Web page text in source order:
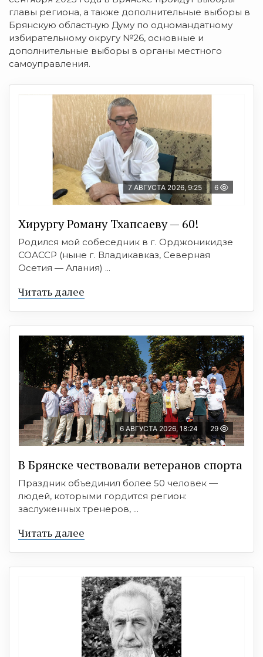
главы региона, а также дополнительные выборы в
Брянскую областную Думу по одномандатному
избирательному округу №26, основные и
дополнительные выборы в органы местного
самоуправления.
7 АВГУСТА 2026, 9:25 6
Хирургу Роману Тхапсаеву — 60!
Родился мой собеседник в г. Орджоникидзе
СОАССР (ныне г. Владикавказ, Северная
Осетия — Алания) ...
Читать далее
6 АВГУСТА 2026, 18:24 29
В Брянске чествовали ветеранов спорта
Праздник объединил более 50 человек —
людей, которыми гордится регион:
заслуженных тренеров, ...
Читать далее